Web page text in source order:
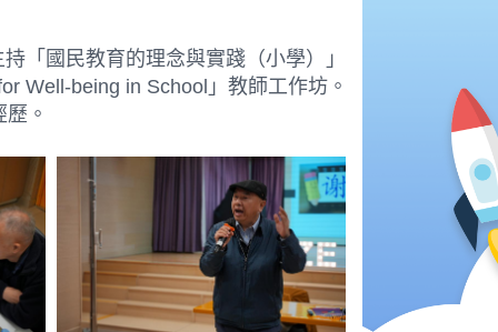
「國民教育的理念與實踐（小學）」
Well-being in School」教師工作坊。
。